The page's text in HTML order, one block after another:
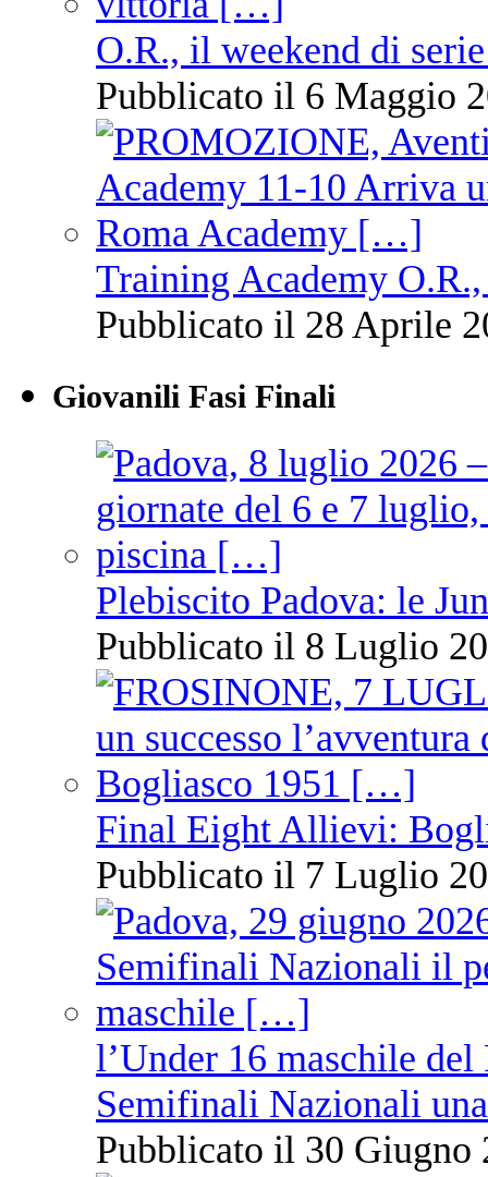
O.R., il weekend di
Pubblicato il 6 Maggio
Training Academy
Pubblicato il 28 Aprile
Giovanili Fasi Finali
Plebiscito Padova: le
Pubblicato il 8 Luglio
Final Eight Allievi:
Pubblicato il 7 Luglio
l’Under 16 maschile
Semifinali Nazionali
Pubblicato il 30 Giugno